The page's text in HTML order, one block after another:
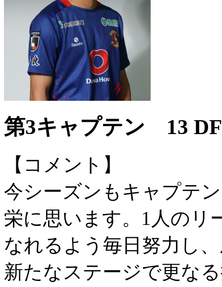
第3キャプテン 13
【コメント】
今シーズンもキャプテ
栄に思います。1人のリ
なれるよう毎日努力し
新たなステージで更な